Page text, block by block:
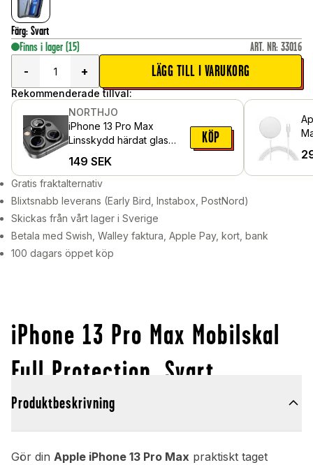
Färg: Svart
Finns i lager (15) ART. NR: 33016
-
+ LÄGG TILL I VARUKORG
Rekommenderade tillval:
NORTHJO
iPhone 13 Pro Max
Linsskydd härdat glas
149 SEK
KÖP
vit
Gratis fraktalternativ
Blixtsnabb leverans (Early Bird, Instabox, PostNord)
Skickas från vårt lager i Sverige
Betala med Swish, Walley faktura, Apple Pay, kort, bank
100 dagars öppet köp
iPhone 13 Pro Max Mobilskal
Full Protection, Svart
Produktbeskrivning
Gör din Apple iPhone 13 Pro Max praktiskt taget